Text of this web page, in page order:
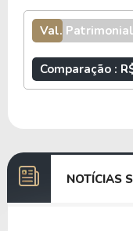
Val.
Comparação :
NOTÍCIAS